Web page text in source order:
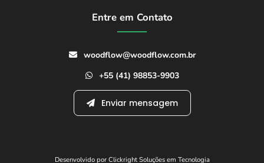
Entre em Contato
woodflow@woodflow.com.br
+55 (41) 98853-9903
Enviar mensagem
Desenvolvido por Clickright Soluções em Tecnologia